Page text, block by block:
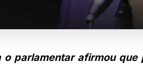
o parlamentar afirmou